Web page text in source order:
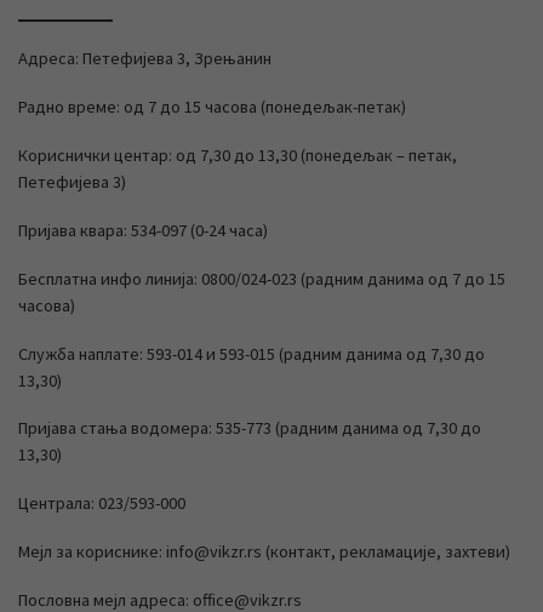
Адреса: Петефијева 3, Зрењанин
Радно време: од 7 до 15 часова (понедељак-петак)
Кориснички центар: од 7,30 до 13,30 (понедељак – петак,
Петефијева 3)
Пријава квара: 534-097 (0-24 часа)
Бесплатна инфо линија: 0800/024-023 (радним данима од 7 до 15
часова)
Служба наплате: 593-014 и 593-015 (радним данима од 7,30 до
13,30)
Пријава стања водомера: 535-773 (радним данима од 7,30 до
13,30)
Централа: 023/593-000
Мејл за кориснике: info@vikzr.rs (контакт, рекламације, захтеви)
Пословна мејл адреса: office@vikzr.rs